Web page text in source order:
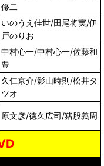
修二
いのうえ佳世/田尾将実/伊
戸のりお
中村心一/中村心一/佐藤和
豊
久仁京介/影山時則/松井タ
ツオ
原文彦/徳久広司/猪股義周